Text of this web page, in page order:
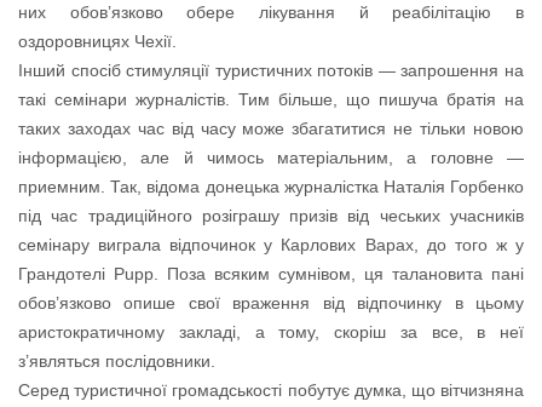
них обов’язково обере лікування й реабілітацію в
оздоровницях Чехії.
Інший спосіб стимуляції туристичних потоків — запрошення на
такі семінари журналістів. Тим більше, що пишуча братія на
таких заходах час від часу може збагатитися не тільки новою
інформацією, але й чимось матеріальним, а головне —
приемним. Так, відома донецька журналістка Наталія Горбенко
під час традиційного розіграшу призів від чеських учасників
семінару виграла відпочинок у Карлових Варах, до того ж у
Грандотелі Pupp. Поза всяким сумнівом, ця талановита пані
обов’язково опише свої враження від відпочинку в цьому
аристократичному закладі, а тому, скоріш за все, в неї
з’являться послідовники.
Серед туристичної громадськості побутує думка, що вітчизняна